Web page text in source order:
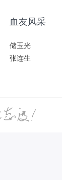
血友风采
储玉光
张连生